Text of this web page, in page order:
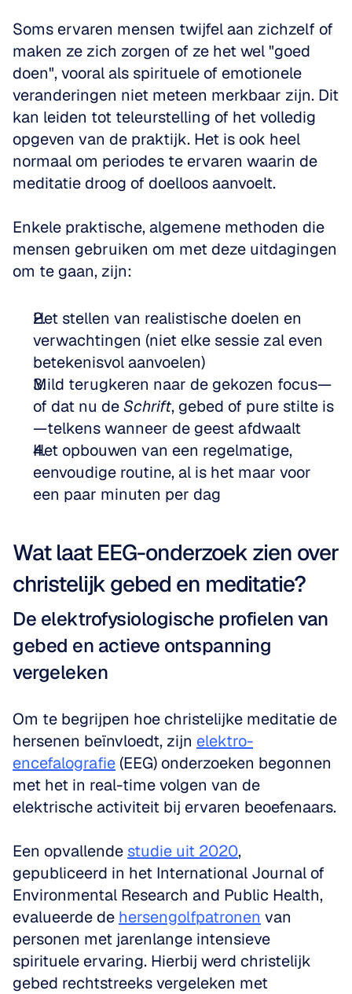
Soms ervaren mensen twijfel aan zichzelf of
maken ze zich zorgen of ze het wel "goed
doen", vooral als spirituele of emotionele
veranderingen niet meteen merkbaar zijn. Dit
kan leiden tot teleurstelling of het volledig
opgeven van de praktijk. Het is ook heel
normaal om periodes te ervaren waarin de
meditatie droog of doelloos aanvoelt.
Enkele praktische, algemene methoden die
mensen gebruiken om met deze uitdagingen
om te gaan, zijn:
Het stellen van realistische doelen en
verwachtingen (niet elke sessie zal even
betekenisvol aanvoelen)
Mild terugkeren naar de gekozen focus—
of dat nu de Schrift, gebed of pure stilte is
—telkens wanneer de geest afdwaalt
Het opbouwen van een regelmatige,
eenvoudige routine, al is het maar voor
een paar minuten per dag
Wat laat EEG-onderzoek zien over
christelijk gebed en meditatie?
De elektrofysiologische profielen van
gebed en actieve ontspanning
vergeleken
Om te begrijpen hoe christelijke meditatie de
hersenen beïnvloedt, zijn elektro-
encefalografie (EEG) onderzoeken begonnen
met het in real-time volgen van de
elektrische activiteit bij ervaren beoefenaars.
Een opvallende studie uit 2020,
gepubliceerd in het International Journal of
Environmental Research and Public Health,
evalueerde de hersengolfpatronen van
personen met jarenlange intensieve
spirituele ervaring. Hierbij werd christelijk
gebed rechtstreeks vergeleken met